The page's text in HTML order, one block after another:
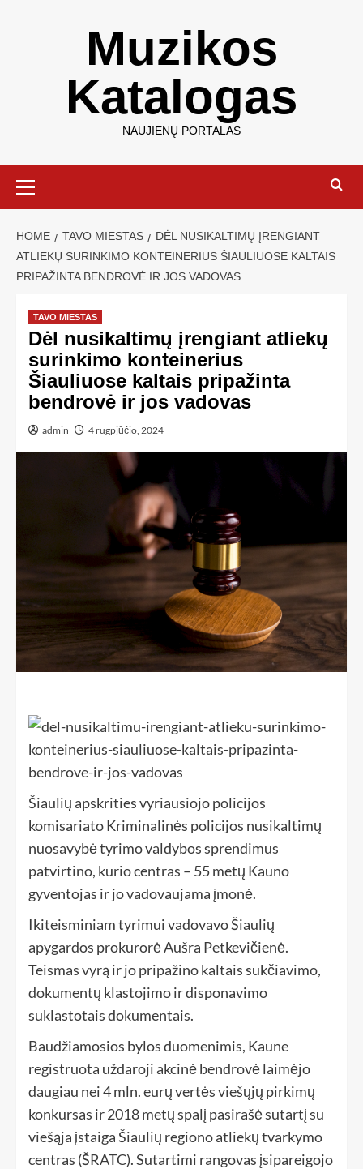
Muzikos
Katalogas
NAUJIENŲ PORTALAS
HOME TAVO MIESTAS
DĖL NUSIKALTIMŲ ĮRENGIANT
ATLIEKŲ SURINKIMO KONTEINERIUS ŠIAULIUOSE KALTAIS
PRIPAŽINTA BENDROVĖ IR JOS VADOVAS
TAVO MIESTAS
Dėl nusikaltimų įrengiant atliekų
surinkimo konteinerius
Šiauliuose kaltais pripažinta
bendrovė ir jos vadovas
admin 4 rugpjūčio, 2024
Šiaulių apskrities vyriausiojo policijos
komisariato Kriminalinės policijos nusikaltimų
nuosavybė tyrimo valdybos sprendimus
patvirtino, kurio centras – 55 metų Kauno
gyventojas ir jo vadovaujama įmonė.
Ikiteisminiam tyrimui vadovavo Šiaulių
apygardos prokurorė Aušra Petkevičienė.
Teismas vyrą ir jo pripažino kaltais sukčiavimo,
dokumentų klastojimo ir disponavimo
suklastotais dokumentais.
Baudžiamosios bylos duomenimis, Kaune
registruota uždaroji akcinė bendrovė laimėjo
daugiau nei 4 mln. eurų vertės viešųjų pirkimų
konkursas ir 2018 metų spalį pasirašė sutartį su
viešąja įstaiga Šiaulių regiono atliekų tvarkymo
centras (ŠRATC). Sutartimi rangovas įsipareigojo